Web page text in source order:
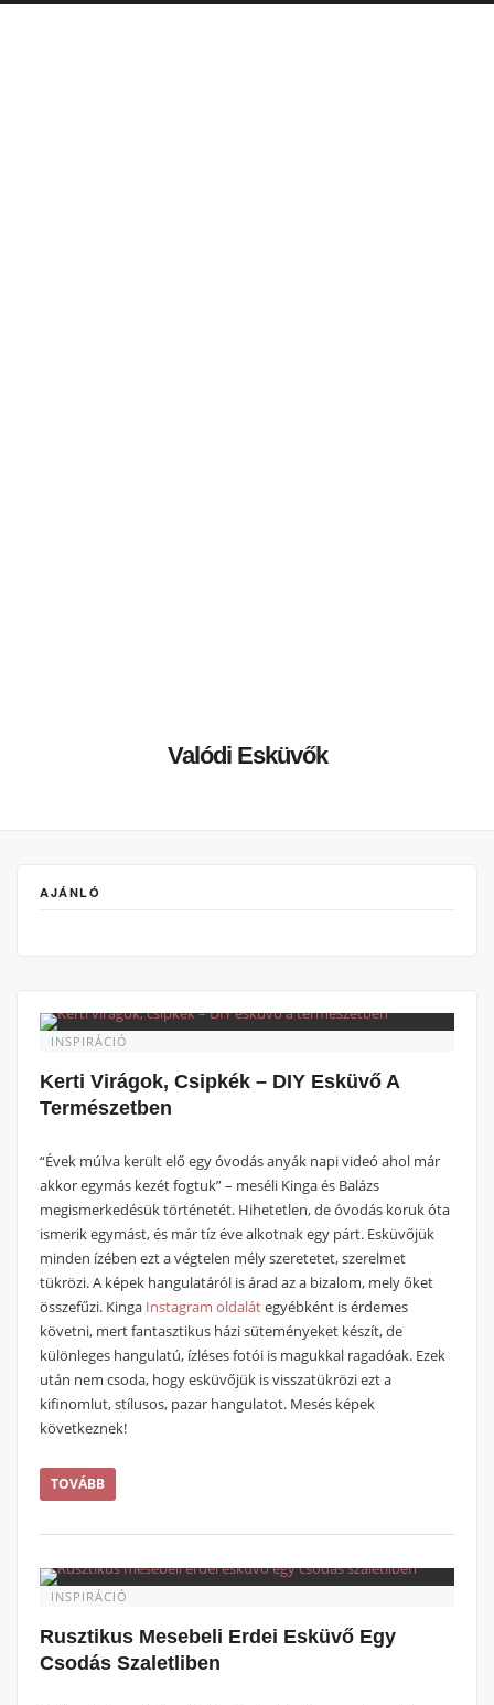
Valódi Esküvők
AJÁNLÓ
INSPIRÁCIÓ
Kerti Virágok, Csipkék – DIY Esküvő A
Természetben
“Évek múlva került elő egy óvodás anyák napi videó ahol már
akkor egymás kezét fogtuk” – meséli Kinga és Balázs
megismerkedésük történetét. Hihetetlen, de óvodás koruk óta
ismerik egymást, és már tíz éve alkotnak egy párt. Esküvőjük
minden ízében ezt a végtelen mély szeretetet, szerelmet
tükrözi. A képek hangulatáról is árad az a bizalom, mely őket
összefűzi. Kinga Instagram oldalátegyébként is érdemes
követni, mert fantasztikus házi süteményeket készít, de
különleges hangulatú, ízléses fotói is magukkal ragadóak. Ezek
után nem csoda, hogy esküvőjük is visszatükrözi ezt a
kifinomlut, stílusos, pazar hangulatot. Mesés képek
következnek!
TOVÁBB
INSPIRÁCIÓ
Rusztikus Mesebeli Erdei Esküvő Egy
Csodás Szaletliben